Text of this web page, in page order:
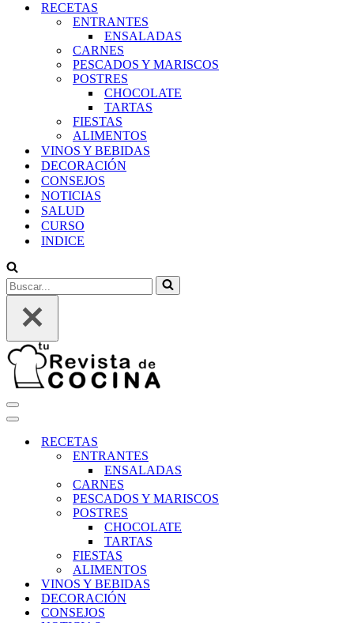
RECETAS
ENTRANTES
ENSALADAS
CARNES
PESCADOS Y MARISCOS
POSTRES
CHOCOLATE
TARTAS
FIESTAS
ALIMENTOS
VINOS Y BEBIDAS
DECORACIÓN
CONSEJOS
NOTICIAS
SALUD
CURSO
INDICE
Buscar...
Menú
de
Menú
navegaciónRECETAS
ENTRANTES
ENSALADAS
CARNES
PESCADOS Y MARISCOS
POSTRES
CHOCOLATE
TARTAS
FIESTAS
ALIMENTOS
VINOS Y BEBIDAS
DECORACIÓN
CONSEJOS